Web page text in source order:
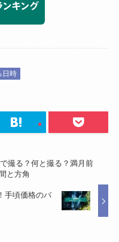
日時
撮る？何と撮る？満月前
と方角
手頃価格のバ